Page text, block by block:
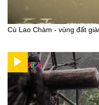
Cù Lao Chàm - vùng đất